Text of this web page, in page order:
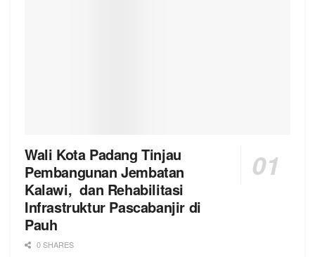
Wali Kota Padang Tinjau
Pembangunan Jembatan
Kalawi, dan Rehabilitasi
Infrastruktur Pascabanjir di
Pauh
0 SHARES